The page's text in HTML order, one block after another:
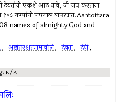
देवतांची एकशे आठ नावे, जी जप करताना
१०८ मण्यांची जपमाळ वापरतात.Ashtottara
names of almighty God and
, अष्टोत्तरशतनामावलि, देवता, देवी,
N/A